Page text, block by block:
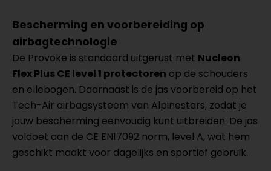
Bescherming en voorbereiding op
airbagtechnologie
De Provoke is standaard uitgerust met Nucleon
Flex Plus CE level 1 protectoren op de schouders
en ellebogen. Daarnaast is de jas voorbereid op het
Tech-Air airbagsysteem van Alpinestars, zodat je
jouw bescherming eenvoudig kunt uitbreiden. De jas
voldoet aan de CE EN17092 norm, level A, wat hem
geschikt maakt voor dagelijks en sportief gebruik.